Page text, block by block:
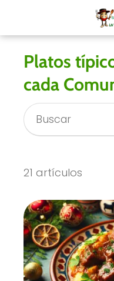
Platos
cada
21 artículos